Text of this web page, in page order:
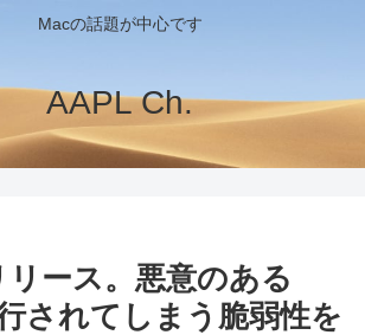
Macの話題が中心です
AAPL Ch.
ース。悪意のある
されてしまう脆弱性を